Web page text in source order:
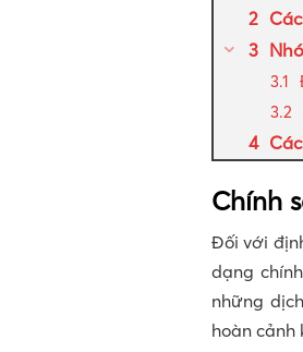
Chính
Đối với
dạng
những
hoàn cảnh